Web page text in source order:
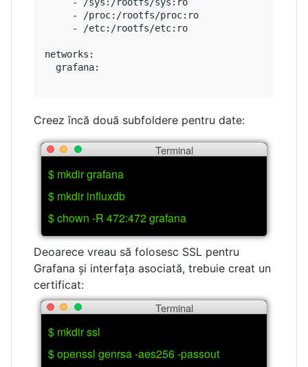
     - /sys:/rootfs/sys:ro
     - /proc:/rootfs/proc:ro
     - /etc:/rootfs/etc:ro
networks:
  grafana:
Creez încă două subfoldere pentru date:
Terminal
$ mkdir grafana
$ mkdir influxdb
$ chown -R 472:472 grafana
Deoarece vreau să folosesc SSL pentru
Grafana și interfața asociată, trebuie creat un
certificat:
Terminal
$ mkdir ssl
$ openssl genrsa -aes256 -passout